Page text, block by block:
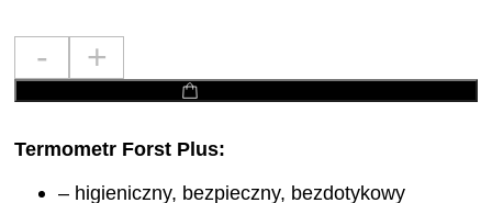
-
MesMed
termometr
MM-
+
Termometr Forst Plus:
– higieniczny, bezpieczny, bezdotykowy